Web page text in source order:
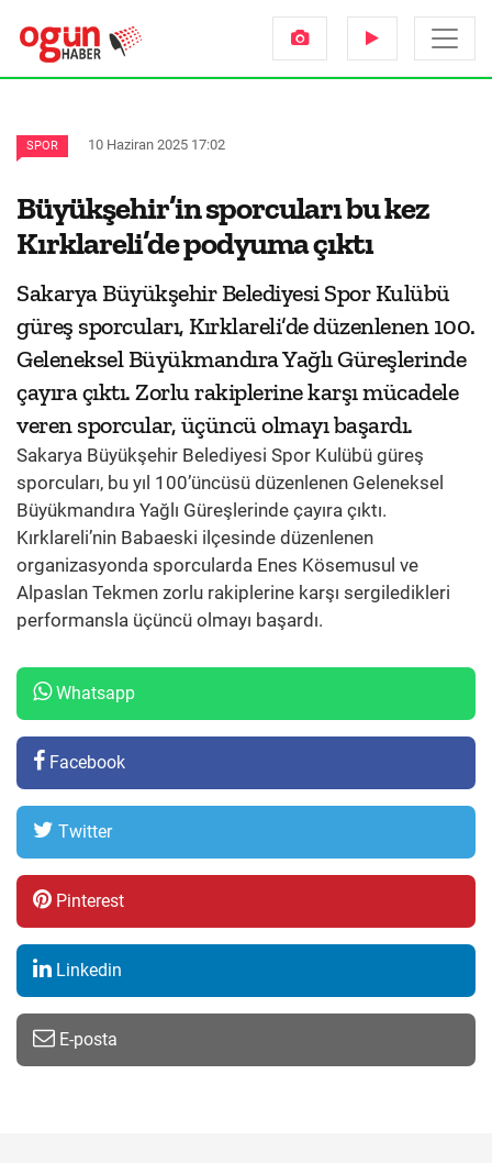
SPOR 10 Haziran 2025 17:02
Büyükşehir’in sporcuları bu kez
Kırklareli’de podyuma çıktı
Sakarya Büyükşehir Belediyesi Spor Kulübü
güreş sporcuları, Kırklareli’de düzenlenen 100.
Geleneksel Büyükmandıra Yağlı Güreşlerinde
çayıra çıktı. Zorlu rakiplerine karşı mücadele
veren sporcular, üçüncü olmayı başardı.
Sakarya Büyükşehir Belediyesi Spor Kulübü güreş
sporcuları, bu yıl 100’üncüsü düzenlenen Geleneksel
Büyükmandıra Yağlı Güreşlerinde çayıra çıktı.
Kırklareli’nin Babaeski ilçesinde düzenlenen
organizasyonda sporcularda Enes Kösemusul ve
Alpaslan Tekmen zorlu rakiplerine karşı sergiledikleri
performansla üçüncü olmayı başardı.
Whatsapp
Facebook
Twitter
Pinterest
Linkedin
E-posta